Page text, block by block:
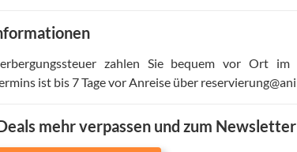
zahlen Sie bequem vor Ort im
ist bis 7 Tage vor Anreise über
mehr verpassen und zum